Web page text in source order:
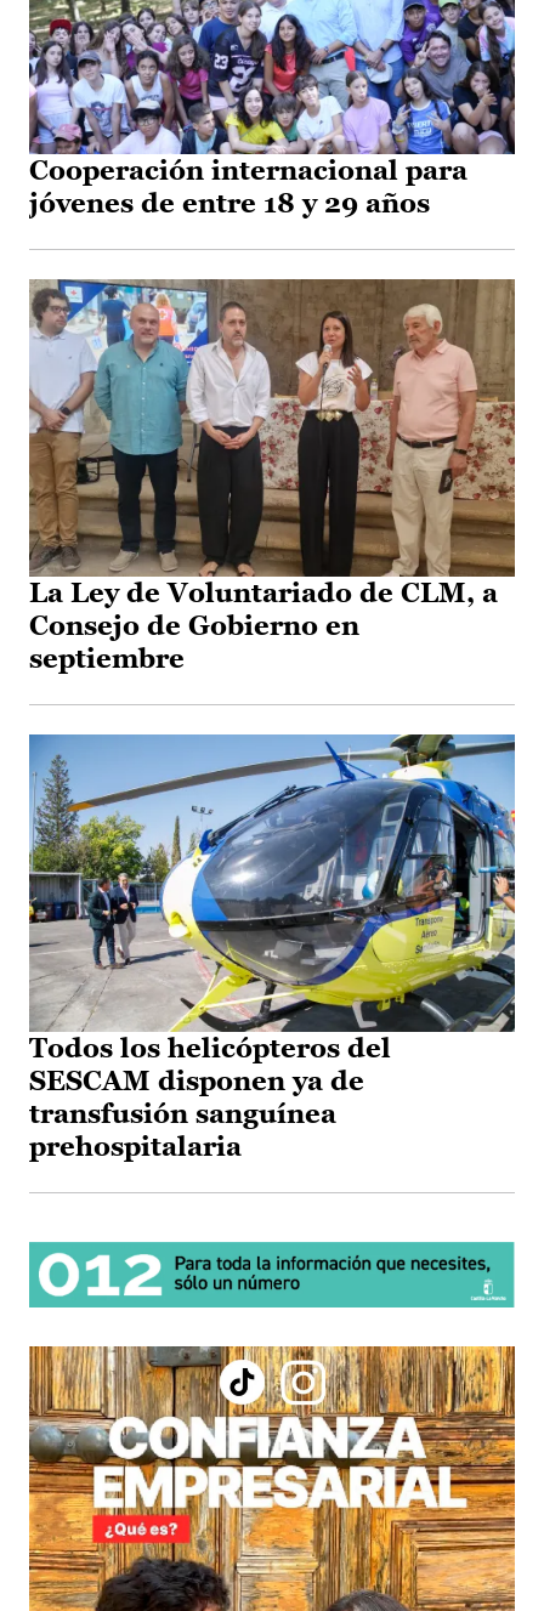
Cooperación internacional para
jóvenes de entre 18 y 29 años
La Ley de Voluntariado de CLM, a
Consejo de Gobierno en
septiembre
Todos los helicópteros del
SESCAM disponen ya de
transfusión sanguínea
prehospitalaria